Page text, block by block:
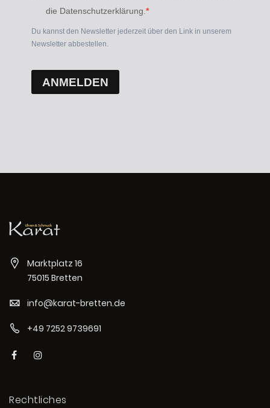
die Datenschutzerklärung.
Du kannst den Newsletter jederzeit über den Link in unserem
Newsletter abbestellen.
ANMELDEN
Marktplatz 16
75015 Bretten
info@karat-bretten.de
+49 7252 9739691
Rechtliches